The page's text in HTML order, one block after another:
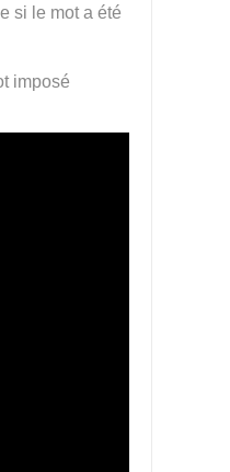
si le mot a été
imposé